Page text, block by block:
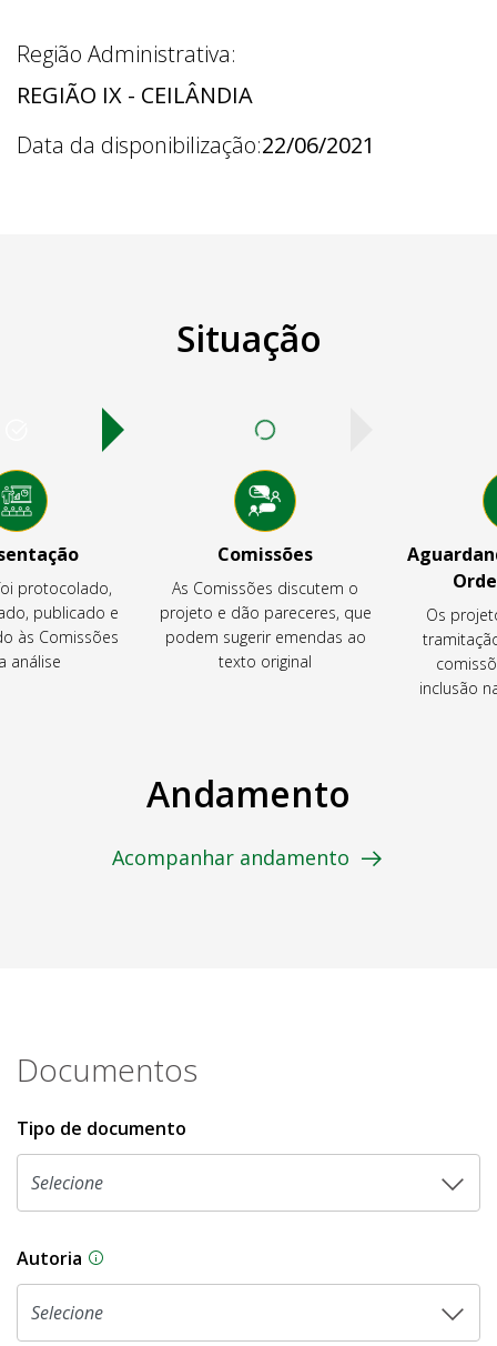
Região Administrativa:
REGIÃO IX - CEILÂNDIA
Data da disponibilização:22/06/2021
Situação
protocolado,
publicado e
às Comissões
análise
Comissões
As Comissões discutem o
projeto e dão pareceres, que
podem sugerir emendas ao
texto original
Os
inclusão
Andamento
Acompanhar andamento
Documentos
Tipo de documento
Autoria As proposições legislativas na CLDF podem